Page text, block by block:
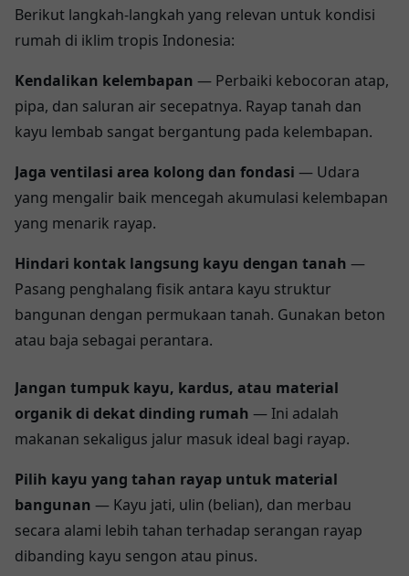
Berikut langkah-langkah yang relevan untuk kondisi
rumah di iklim tropis Indonesia:
Kendalikan kelembapan — Perbaiki kebocoran atap,
pipa, dan saluran air secepatnya. Rayap tanah dan
kayu lembab sangat bergantung pada kelembapan.
Jaga ventilasi area kolong dan fondasi — Udara
yang mengalir baik mencegah akumulasi kelembapan
yang menarik rayap.
Hindari kontak langsung kayu dengan tanah —
Pasang penghalang fisik antara kayu struktur
bangunan dengan permukaan tanah. Gunakan beton
atau baja sebagai perantara.
Jangan tumpuk kayu, kardus, atau material
organik di dekat dinding rumah — Ini adalah
makanan sekaligus jalur masuk ideal bagi rayap.
Pilih kayu yang tahan rayap untuk material
bangunan — Kayu jati, ulin (belian), dan merbau
secara alami lebih tahan terhadap serangan rayap
dibanding kayu sengon atau pinus.